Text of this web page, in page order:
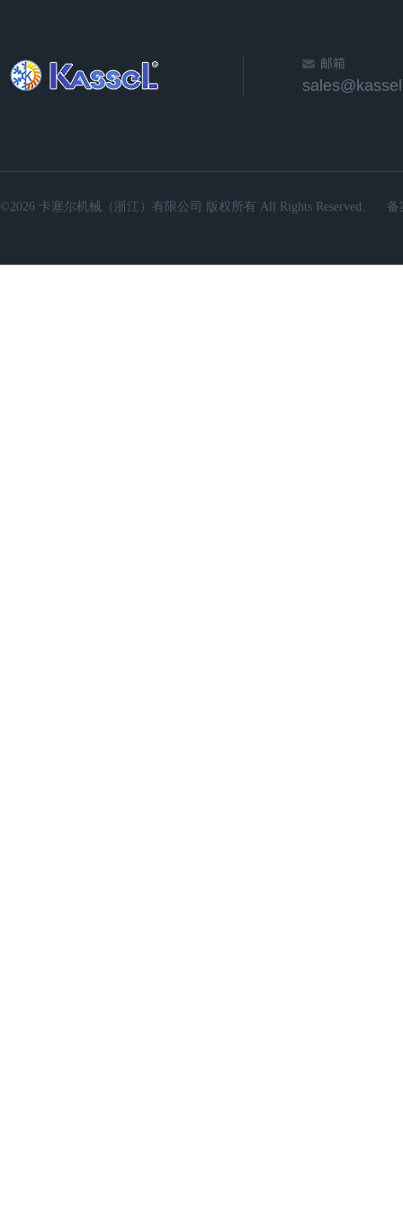
邮箱
©2026 卡塞尔机械（浙江）有限公司 版权所有 All Rights Reserved. 备